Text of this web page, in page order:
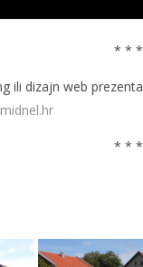
* * *
ili dizajn web
* * *